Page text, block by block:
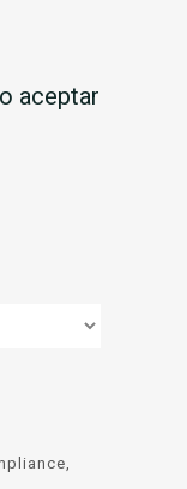
aceptar